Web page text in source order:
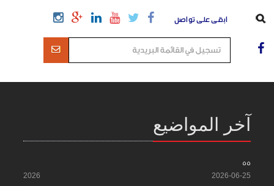
ابقى على تواصل
آخر المواضيع
55
2026-06-25
2026